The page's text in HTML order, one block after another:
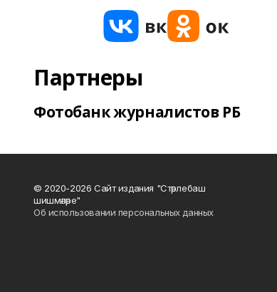
Партнеры
Фотобанк журналистов РБ
© 2020-2026 Сайт издания "Стәрлебаш
шишмәләре"
Об использовании персональных данных